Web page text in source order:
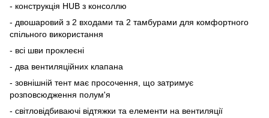
- конструкція HUB з консоллю
- двошаровий з 2 входами та 2 тамбурами для комфортного
спільного використання
- всі шви проклеєні
- два вентиляційних клапана
- зовнішній тент має просочення, що затримує
розповсюдження полум'я
- світловідбиваючі відтяжки та елементи на вентиляції